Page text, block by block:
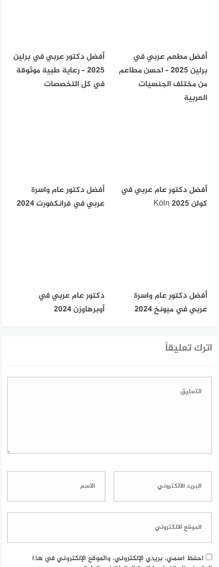
أفضل مطعم عربي في
برلين 2025 – احسن مطاعم
من مختلف الجنسيات
العربية
أفضل دكتور عربي في برلين
2025 – رعاية طبية موثوقة
في كل التخصصات
أفضل دكتور عام عربي في
كولن Köln 2025
أفضل دكتور عام واسرة
عربي في فرانكفورت 2024
أفضل دكتور عام واسرة
عربي في ميونخ 2024
دكتور عام عربي في
أوبرهاوزن 2024
اترك تعليقاً
احفظ اسمي، بريدي الإلكتروني، والموقع الإلكتروني في هذا